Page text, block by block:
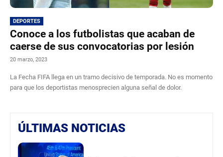
DEPORTES
Conoce a los futbolistas que acaban de
caerse de sus convocatorias por lesión
20 marzo, 2023
La Fecha FIFA llega en un tramo decisivo de temporada. No es momento
para que los deportistas menosprecien alguna señal de dolor.
ÚLTIMAS NOTICIAS